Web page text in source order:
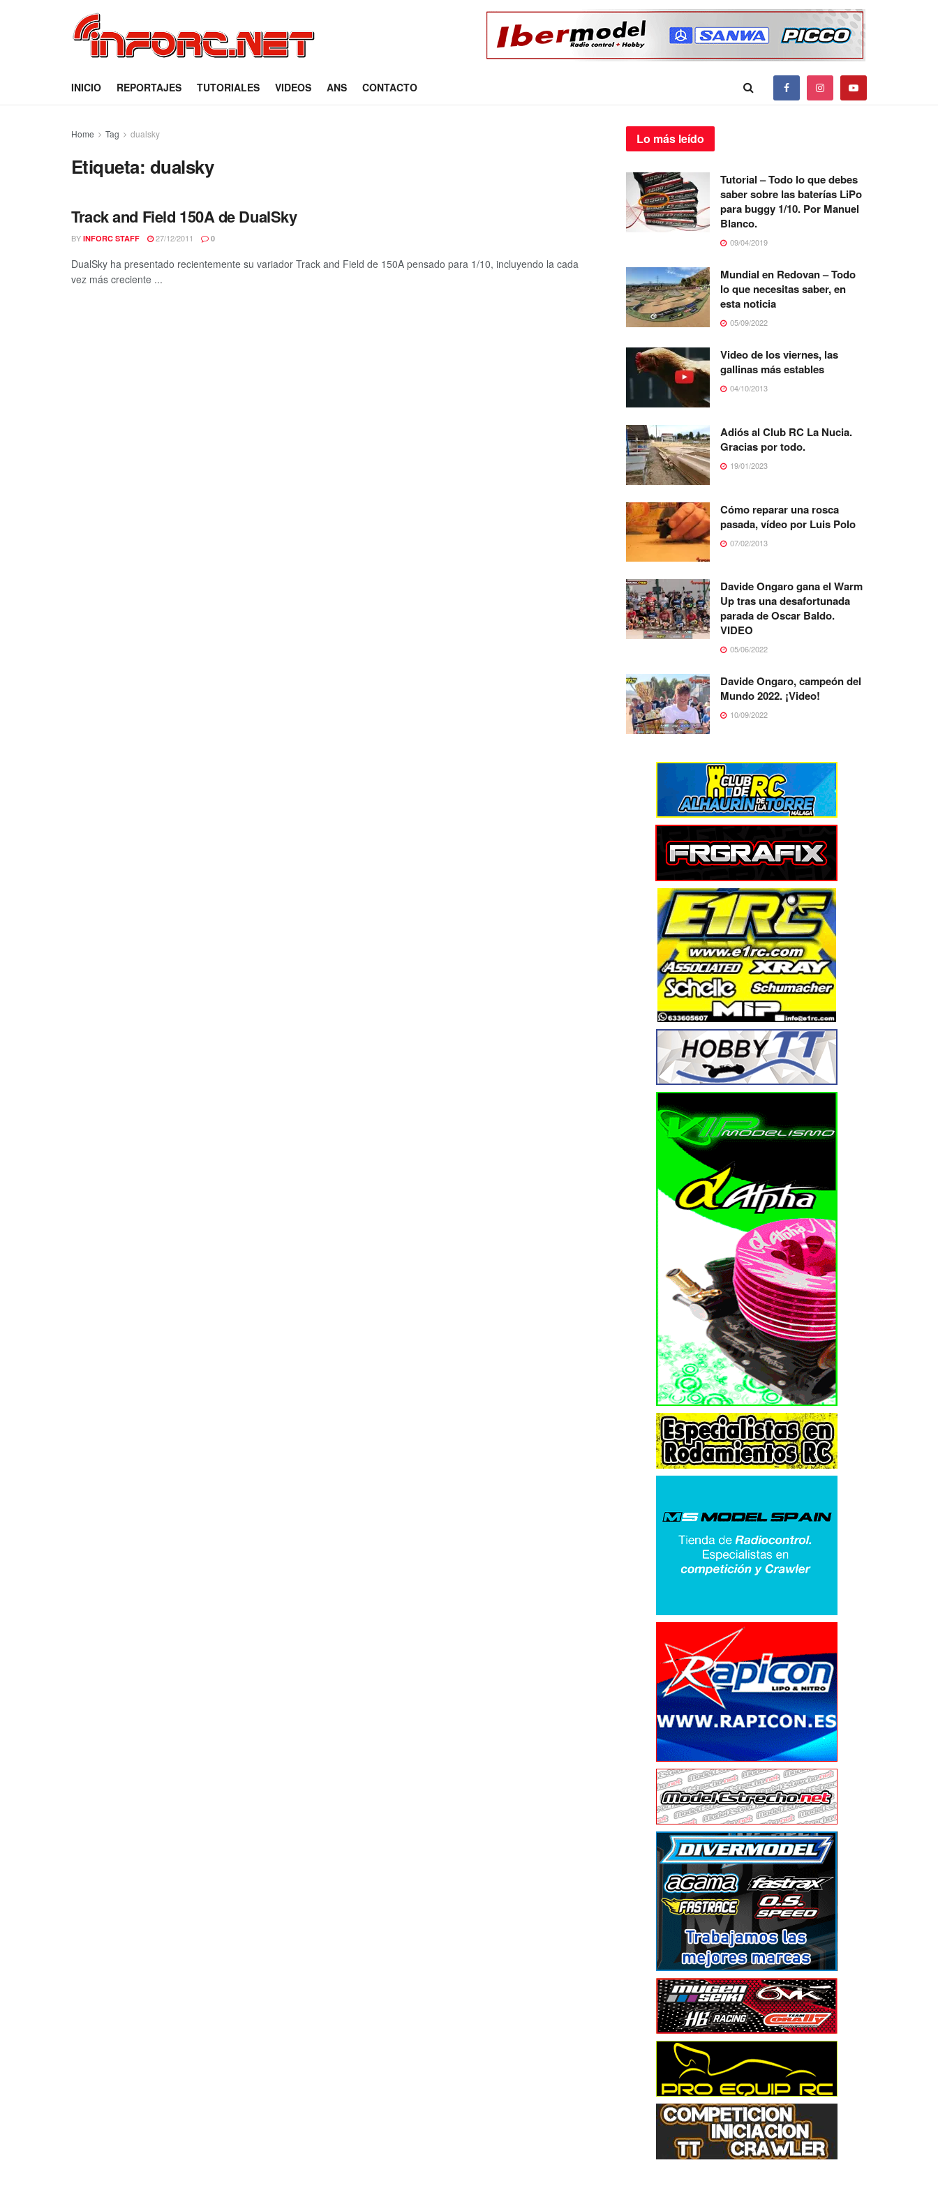
INICIO REPORTAJES TUTORIALES VIDEOS ANS CONTACTO
Home Tag dualsky
Etiqueta: dualsky
Track and Field 150A de DualSky
BY INFORC STAFF 27/12/2011 0
DualSky ha presentado recientemente su variador Track and Field de 150A pensado para 1/10, incluyendo la cada
vez más creciente ...
Lo más leído
Tutorial – Todo lo que debes
saber sobre las baterías LiPo
para buggy 1/10. Por Manuel
Blanco.
09/04/2019
Mundial en Redovan – Todo
lo que necesitas saber, en
esta noticia
05/09/2022
Video de los viernes, las
gallinas más estables
04/10/2013
Adiós al Club RC La Nucia.
Gracias por todo.
19/01/2023
Cómo reparar una rosca
pasada, vídeo por Luis Polo
07/02/2013
Davide Ongaro gana el Warm
Up tras una desafortunada
parada de Oscar Baldo.
VIDEO
05/06/2022
Davide Ongaro, campeón del
Mundo 2022. ¡Video!
10/09/2022